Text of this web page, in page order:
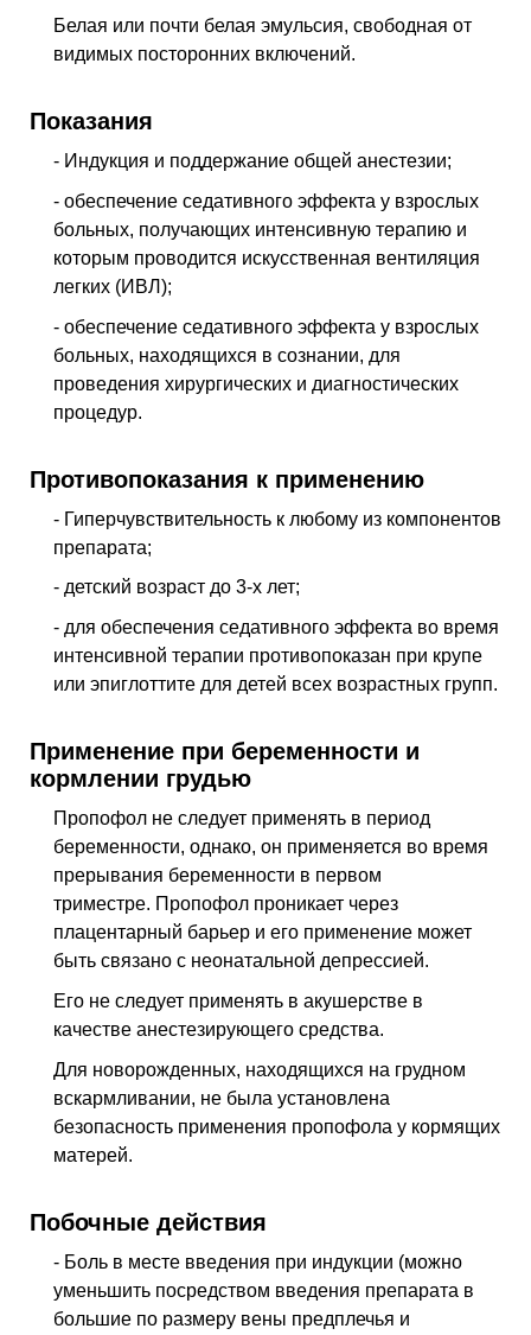
Белая или почти белая эмульсия, свободная от
видимых посторонних включений.
Показания
- Индукция и поддержание общей анестезии;
- обеспечение седативного эффекта у взрослых
больных, получающих интенсивную терапию и
которым проводится искусственная вентиляция
легких (ИВЛ);
- обеспечение седативного эффекта у взрослых
больных, находящихся в сознании, для
проведения хирургических и диагностических
процедур.
Противопоказания к применению
- Гиперчувствительность к любому из компонентов
препарата;
- детский возраст до 3-х лет;
- для обеспечения седативного эффекта во время
интенсивной терапии противопоказан при крупе
или эпиглоттите для детей всех возрастных групп.
Применение при беременности и
кормлении грудью
Пропофол не следует применять в период
беременности, однако, он применяется во время
прерывания беременности в первом
триместре. Пропофол проникает через
плацентарный барьер и его применение может
быть связано с неонатальной депрессией.
Его не следует применять в акушерстве в
качестве анестезирующего средства.
Для новорожденных, находящихся на грудном
вскармливании, не была установлена
безопасность применения пропофола у кормящих
матерей.
Побочные действия
- Боль в месте введения при индукции (можно
уменьшить посредством введения препарата в
большие по размеру вены предплечья и